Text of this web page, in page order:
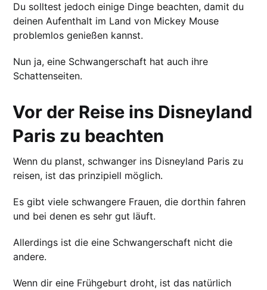
Du solltest jedoch einige Dinge beachten, damit du
deinen Aufenthalt im Land von Mickey Mouse
problemlos genießen kannst.
Nun ja, eine Schwangerschaft hat auch ihre
Schattenseiten.
Vor der Reise ins Disneyland
Paris zu beachten
Wenn du planst, schwanger ins Disneyland Paris zu
reisen, ist das prinzipiell möglich.
Es gibt viele schwangere Frauen, die dorthin fahren
und bei denen es sehr gut läuft.
Allerdings ist die eine Schwangerschaft nicht die
andere.
Wenn dir eine Frühgeburt droht, ist das natürlich